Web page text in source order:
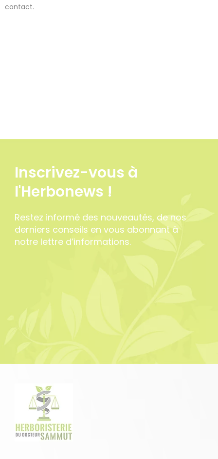
contact.
Inscrivez-vous à
l'Herbonews !
Restez informé des nouveautés, de nos
derniers conseils en vous abonnant à
notre lettre d’informations.